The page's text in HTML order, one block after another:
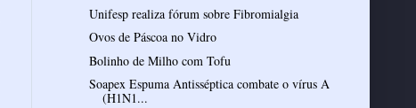
Unifesp realiza fórum sobre Fibromialgia
Ovos de Páscoa no Vidro
Bolinho de Milho com Tofu
Soapex Espuma Antisséptica combate o vírus A
(H1N1...